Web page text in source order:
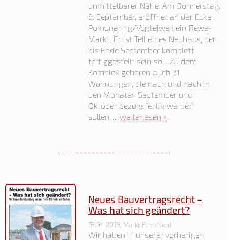
unmittelbarer Nähe. Am Donnerstag,
6. September, eröffnet an der Ecke
Pomonaring/Vogteiweg ein Rewe-
Markt. Er ist Teil eines Neubaus, der
bis Ende September komplett
fertiggestellt sein soll. Zu dem
Komplex gehören auch 31
Wohnungen, die nach und nach in
den Monaten September und
Oktober bezugsfertig werden
sollen. ... weiterlesen »
Neues Bauvertragsrecht –
Was hat sich geändert?
18.04.2018, Markt Echo Nord
Wir haben in unserer vorherigen